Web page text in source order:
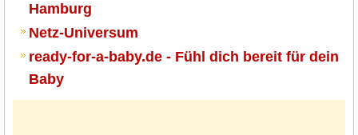
Hamburg
Netz-Universum
ready-for-a-baby.de - Fühl dich bereit für dein
Baby